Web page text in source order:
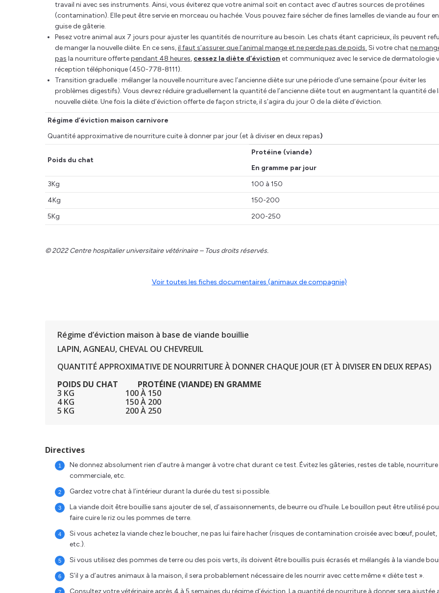
travail ni avec ses instruments. Ainsi, vous éviterez que votre animal soit en contact avec d’autres sources de protéines
(contamination). Elle peut être servie en morceau ou hachée. Vous pouvez faire sécher de fines lamelles de viande au four en
guise de gâterie.
Pesez votre animal aux 7 jours pour ajuster les quantités de nourriture au besoin. Les chats étant capricieux, ils peuvent
de manger la nouvelle diète. En ce sens,il faut s’assurer que l’animal mange et ne perde pas de poids. Si votre chat ne
pas la nourriture offertependant 48 heures, cessez la diète d’éviction et communiquez avec le service de dermatologie
réception téléphonique (450-778-8111).
Transition graduelle : mélanger la nouvelle nourriture avec l’ancienne diète sur une période d’une semaine (pour éviter les
problèmes digestifs). Vous devrez réduire graduellement la quantité de l’ancienne diète tout en augmentant la quantité de
nouvelle diète. Une fois la diète d’éviction offerte de façon stricte, il s’agira du jour 0 de la diète d’éviction.
Régime d’éviction maison carnivore
Quantité approximative de nourriture cuite à donner par jour (et à diviser en deux repas)
Poids du chat
Protéine (viande)
En gramme par jour
3Kg
100 à 150
4Kg
150-200
5Kg
200-250
© 2022 Centre hospitalier universitaire vétérinaire – Tous droits réservés.
Voir toutes les fiches documentaires (animaux de compagnie)
Régime d’éviction maison à base de viande bouillie
LAPIN, AGNEAU, CHEVAL OU CHEVREUIL
QUANTITÉ APPROXIMATIVE DE NOURRITURE À DONNER CHAQUE JOUR (ET À DIVISER EN DEUX REPAS)
POIDS DU CHAT PROTÉINE (VIANDE) EN GRAMME
3 KG 100 À 150
4 KG 150 À 200
5 KG 200 À 250
Directives
Ne donnez absolument rien d’autre à manger à votre chat durant ce test. Évitez les gâteries, restes de table, nourriture
commerciale, etc.
Gardez votre chat à l’intérieur durant la durée du test si possible.
La viande doit être bouillie sans ajouter de sel, d’assaisonnements, de beurre ou d’huile. Le bouillon peut être utilisé
faire cuire le riz ou les pommes de terre.
Si vous achetez la viande chez le boucher, ne pas lui faire hacher (risques de contamination croisée avec bœuf, poulet,
etc.).
Si vous utilisez des pommes de terre ou des pois verts, ils doivent être bouillis puis écrasés et mélangés à la viande
S’il y a d’autres animaux à la maison, il sera probablement nécessaire de les nourrir avec cette même « diète test ».
Consultez votre vétérinaire après 4 à 5 semaines du régime d’éviction. La quantité de nourriture à donner sera ajustée